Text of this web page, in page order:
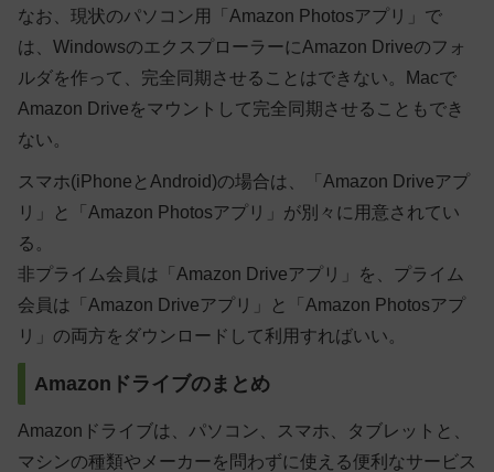
なお、現状のパソコン用「Amazon Photosアプリ」で
は、WindowsのエクスプローラーにAmazon Driveのフォ
ルダを作って、完全同期させることはできない。Macで
Amazon Driveをマウントして完全同期させることもでき
ない。
スマホ(iPhoneとAndroid)の場合は、「Amazon Driveアプ
リ」と「Amazon Photosアプリ」が別々に用意されてい
る。
非プライム会員は「Amazon Driveアプリ」を、プライム
会員は「Amazon Driveアプリ」と「Amazon Photosアプ
リ」の両方をダウンロードして利用すればいい。
Amazonドライブのまとめ
Amazonドライブは、パソコン、スマホ、タブレットと、
マシンの種類やメーカーを問わずに使える便利なサービス